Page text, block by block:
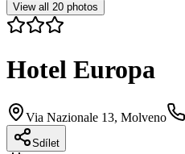
View all 20 photos
Hotel Europa
Via Nazionale 13, Molveno
Sdílet